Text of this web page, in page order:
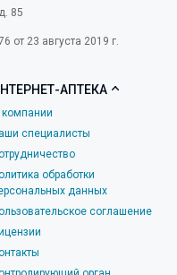
85
от 23 августа 2019 г.
АПТЕКА
специалисты
обработки
данных
соглашение